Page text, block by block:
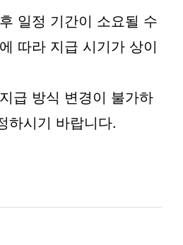
일정 기간이 소요될 수
따라 지급 시기가 상이
급 방식 변경이 불가하
하시기 바랍니다.